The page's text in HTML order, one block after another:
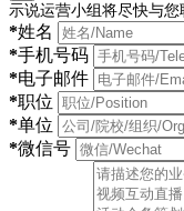
示说运营小组将尽快与
*姓名
*手机号码
*电子邮件
*职位
*单位
*微信号